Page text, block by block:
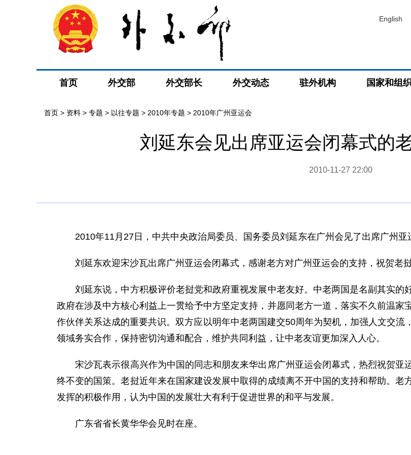
English
首页 外交部 外交部长 外交动态 驻外机构 国家和组
首页 > 资料 > 专题 > 以往专题 > 2010年专题 > 2010年广州亚运会
刘延东会见出席亚运会闭幕式的
2010-11-27 22:00
2010年11月27日，中共中央政治局委员、国务委员刘延东在广州会见了出席广州亚
刘延东欢迎宋沙瓦出席广州亚运会闭幕式，感谢老方对广州亚运会的支持，祝贺老挝
刘延东说，中方积极评价老挝党和政府重视发展中老友好。中老两国是名副其实的
政府在涉及中方核心利益上一贯给予中方坚定支持，并愿同老方一道，落实不久前温
作伙伴关系达成的重要共识。双方应以明年中老两国建交50周年为契机，加强人文交
领域务实合作，保持密切沟通和配合，维护共同利益，让中老友谊更加深入人心。
宋沙瓦表示很高兴作为中国的同志和朋友来华出席广州亚运会闭幕式，热烈祝贺亚
终不变的国策。老挝近年来在国家建设发展中取得的成绩离不开中国的支持和帮助。
发挥的积极作用，认为中国的发展壮大有利于促进世界的和平与发展。
广东省省长黄华华会见时在座。